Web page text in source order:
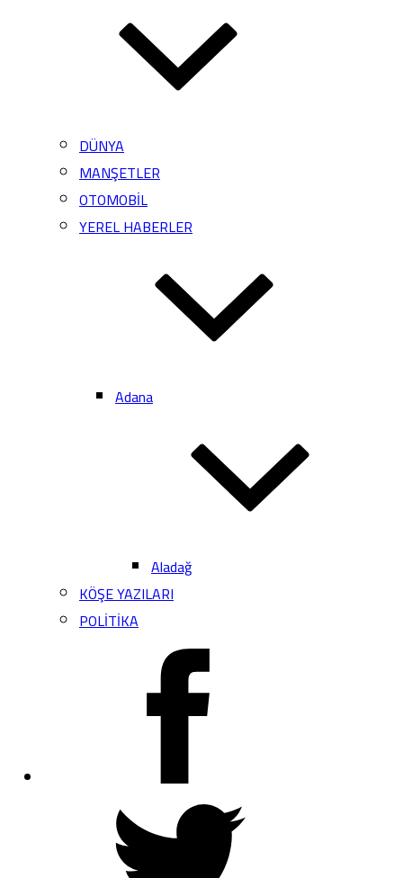
DÜNYA
MANŞETLER
OTOMOBİL
YEREL HABERLER
Adana
Aladağ
KÖŞE YAZILARI
POLİTİKA